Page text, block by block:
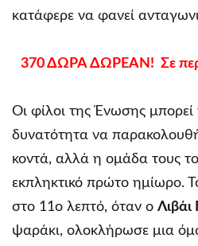
κατάφερε να φανεί
370 ΔΩΡΑ ΔΩΡΕΑΝ! Σε
Οι φίλοι της Ένωσης μπορεί
δυνατότητα να
κοντά, αλλά η ομάδα τους
εκπληκτικό πρώτο ημίωρο.
στο 11ο λεπτό, όταν ο Λιβάι
ψαράκι, ολοκλήρωσε μια